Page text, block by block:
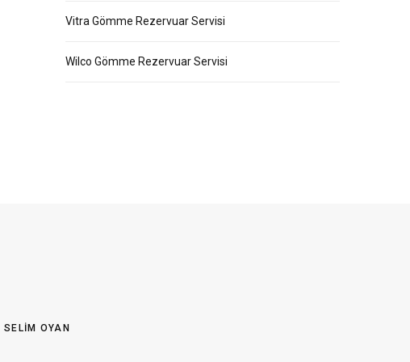
Vitra Gömme Rezervuar Servisi
Wilco Gömme Rezervuar Servisi
SELIM OYAN